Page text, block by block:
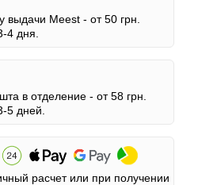
выдачи Meest - от 50 грн.
4 дня.
в отделение - от 58 грн.
5 дней.
расчет или при получении